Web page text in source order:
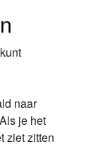
naar
je het
ziet zitten